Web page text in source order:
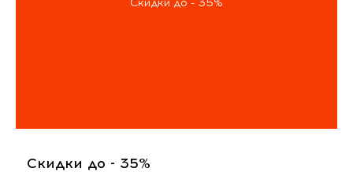
Скидки до - 35%
Скидки до - 35%